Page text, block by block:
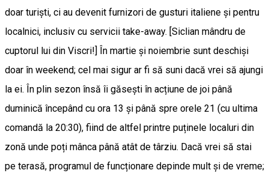
doar turiști, ci au devenit furnizori de gusturi italiene și pentru
localnici, inclusiv cu servicii take-away. [Siclian mândru de
cuptorul lui din Viscri!] În martie și noiembrie sunt deschiși
doar în weekend; cel mai sigur ar fi să suni dacă vrei să ajungi
la ei. În plin sezon însă îi găsești în acțiune de joi până
duminică începând cu ora 13 și până spre orele 21 (cu ultima
comandă la 20:30), fiind de altfel printre puținele localuri din
zonă unde poți mânca până atât de târziu. Dacă vrei să stai
pe terasă, programul de funcționare depinde mult și de vreme;